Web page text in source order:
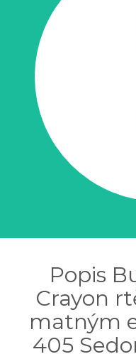
Popis
Crayon
matným
405